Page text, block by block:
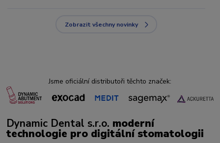
Zobrazit všechny novinky
Jsme oficiální distributoři těchto značek:
Dynamic Dental s.r.o. moderní
technologie pro digitální stomatologii